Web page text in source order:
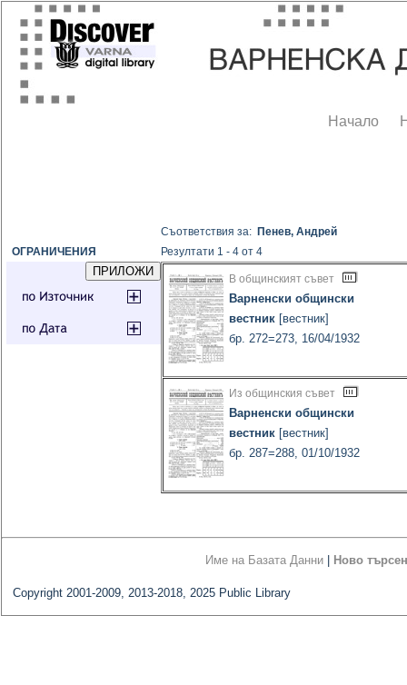
Начало
ОГРАНИЧЕНИЯ
Съответствия за: Пенев, Андрей
Резултати 1 - 4 от 4
В общинският съвет
Варненски общински
вестник [вестник]
бр. 272=273, 16/04/1932
Из общинския съвет
Варненски общински
вестник [вестник]
бр. 287=288, 01/10/1932
Име на Базата Данни Ново
Copyright 2001-2009, 2013-2018, 2025 Public Library